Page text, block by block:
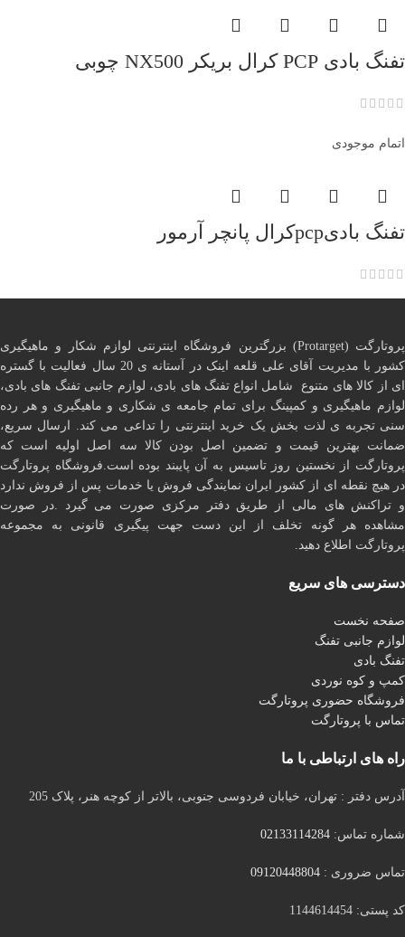
تفنگ بادی PCP کرال بریکر NX500 چوبی
اتمام موجودی
تفنگ بادیpcpکرال پانچر آرمور
پروتارگت (Protarget) بزرگترین فروشگاه اینترنتی لوازم شکار و ماهیگیری
کشور با مدیریت آقای علی قلعه اینک در آستانه ی 20 سال فعالیت با گستره
ای از کالا های متنوع شامل انواع تفنگ های بادی، لوازم جانبی تفنگ های بادی،
لوازم ماهیگیری و کمپینگ برای تمام جامعه ی شکاری و ماهیگیری و هر رده
سنی تجربه ی لذت بخش یک خرید اینترنتی را تداعی می کند. ارسال سریع،
ضمانت بهترین قیمت و تضمین اصل بودن کالا سه اصل اولیه است که
پروتارگت از نخستین روز تاسیس به آن پایبند بوده است.فروشگاه پروتارگت
در هیچ نقطه ای از کشور ایران نمایندگی فروش یا خدمات پس از فروش ندارد
و تراکنش های مالی از طریق دفتر مرکزی صورت می گیرد .در صورت
مشاهده هر گونه تخلف از این دست جهت پیگیری قانونی به مجموعه
پروتارگت اطلاع دهید.
دسترسی های سریع
صفحه نخست
لوازم جانبی تفنگ
تفنگ بادی
کمپ و کوه نوردی
فروشگاه حضوری پروتارگت
تماس با پروتارگت
راه های ارتباطی با ما
آدرس دفتر : تهران، خیابان فردوسی جنوبی، بالاتر از کوچه هنر، پلاک 205
شماره تماس: 02133114284
تماس ضروری : 09120448804
کد پستی: 1144614454